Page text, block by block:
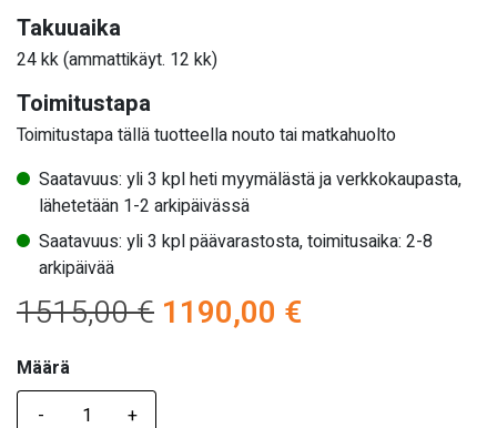
Takuuaika
24 kk (ammattikäyt. 12 kk)
Toimitustapa
Toimitustapa tällä tuotteella nouto tai matkahuolto
Saatavuus: yli 3 kpl heti myymälästä ja verkkokaupasta,
lähetetään 1-2 arkipäivässä
Saatavuus: yli 3 kpl päävarastosta, toimitusaika: 2-8
arkipäivää
1515,00€ Alkuperäinen
1190,00 €
Määrä
Määrä